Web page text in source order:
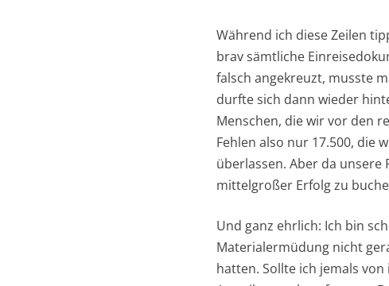
Während ich diese Zeilen
brav sämtliche
falsch angekreuzt, musste
durfte sich dann wieder
Menschen, die wir vor den
Fehlen also nur 17.500, die
überlassen. Aber da unsere
mittelgroßer Erfolg zu
Und ganz ehrlich: Ich bin
Materialermüdung nicht
hatten. Sollte ich jemals